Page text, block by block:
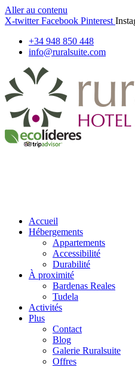
Aller au contenu
X-twitter Facebook Pinterest
+34 948 850 448
info@ruralsuite.com
Accueil
Hébergements
Appartements
Accessibilité
Durabilité
À proximité
Bardenas Reales
Tudela
Activités
Plus
Contact
Blog
Galerie Ruralsuite
Offres